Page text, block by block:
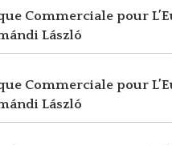
Commerciale pour
László
Commerciale pour
László